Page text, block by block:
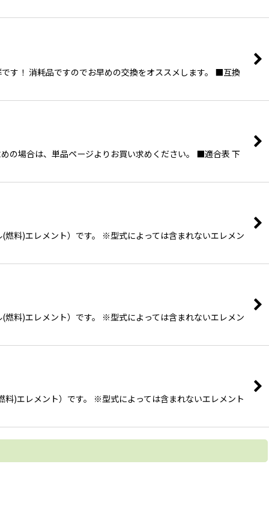
す！ 消耗品ですのでお早めの交換をオススメします。 ■互換
の場合は、単品ページよりお買い求めください。 ■適合表 下
料)エレメント）です。 ※型式によっては含まれないエレメン
料)エレメント）です。 ※型式によっては含まれないエレメン
)エレメント）です。 ※型式によっては含まれないエレメント